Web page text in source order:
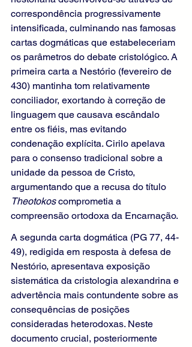
correspondência progressivamente
intensificada, culminando nas famosas
cartas dogmáticas que estabeleceriam
os parâmetros do debate cristológico. A
primeira carta a Nestório (fevereiro de
430) mantinha tom relativamente
conciliador, exortando à correção de
linguagem que causava escândalo
entre os fiéis, mas evitando
condenação explícita. Cirilo apelava
para o consenso tradicional sobre a
unidade da pessoa de Cristo,
argumentando que a recusa do título
Theotokos comprometia a
compreensão ortodoxa da Encarnação.
A segunda carta dogmática (PG 77, 44-
49), redigida em resposta à defesa de
Nestório, apresentava exposição
sistemática da cristologia alexandrina e
advertência mais contundente sobre as
consequências de posições
consideradas heterodoxas. Neste
documento crucial, posteriormente